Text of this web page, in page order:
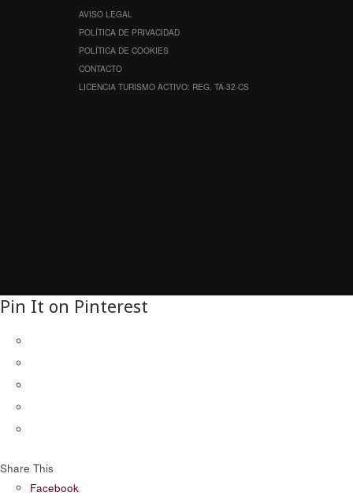
AVISO LEGAL
POLÍTICA DE PRIVACIDAD
POLÍTICA DE COOKIES
CONTACTO
LICENCIA TURISMO ACTIVO: REG. TA-32-CS
Pin It on Pinterest
Share This
Facebook